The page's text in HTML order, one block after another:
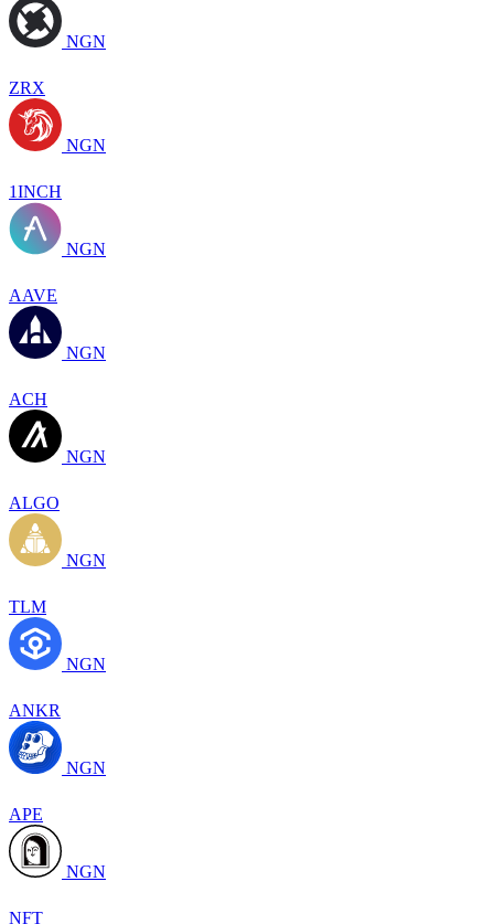
NGN
ZRX
NGN
1INCH
NGN
AAVE
NGN
ACH
NGN
ALGO
NGN
TLM
NGN
ANKR
NGN
APE
NGN
NFT